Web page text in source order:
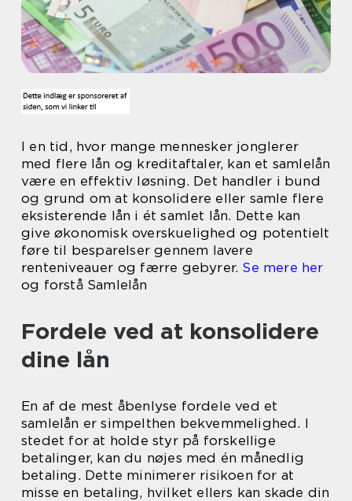
I en tid, hvor mange mennesker jonglerer
med flere lån og kreditaftaler, kan et samlelån
være en effektiv løsning. Det handler i bund
og grund om at konsolidere eller samle flere
eksisterende lån i ét samlet lån. Dette kan
give økonomisk overskuelighed og potentielt
føre til besparelser gennem lavere
renteniveauer og færre gebyrer. Se mere her
og forstå Samlelån
Fordele ved at konsolidere
dine lån
En af de mest åbenlyse fordele ved et
samlelån er simpelthen bekvemmelighed. I
stedet for at holde styr på forskellige
betalinger, kan du nøjes med én månedlig
betaling. Dette minimerer risikoen for at
misse en betaling, hvilket ellers kan skade din